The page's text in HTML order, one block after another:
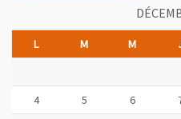
L M M
4
5 6